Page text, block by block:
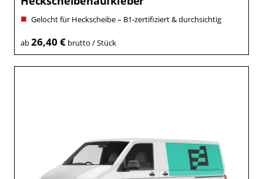
Gelocht für Heckscheibe – B1-zertifiziert & durchsichtig
ab26,40 €brutto / Stück